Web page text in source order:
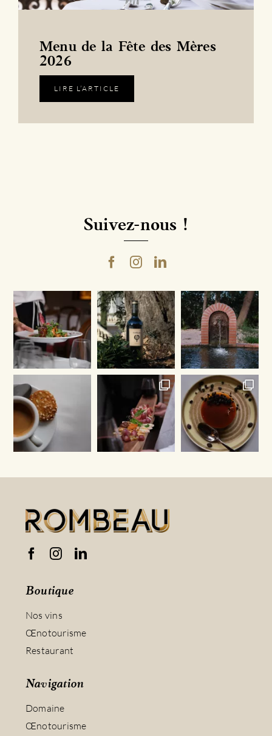
Menu de la Fête des Mères
2026
LIRE L’ARTICLE
Suivez-nous !
Boutique
Nos vins
Œnotourisme
Restaurant
Navigation
Domaine
Œnotourisme